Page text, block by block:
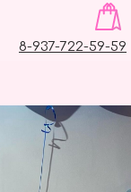
8-937-722-59-59